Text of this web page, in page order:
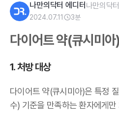
나만의닥터 에디터 나만의닥터
2024.07.11 3분
다이어트 약(큐시미
1. 처방 대상
다이어트 약(큐시미아)은 특정
수) 기준을 만족하는 환자에게만